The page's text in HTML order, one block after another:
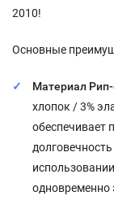
2010!
Основные
Материал Рип-
хлопок / 3%
обеспечивает